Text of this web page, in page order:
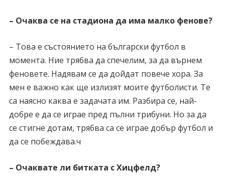
– Очаква се на стадиона да има малко фенове?
– Това е състоянието на български футбол в
момента. Ние трябва да спечелим, за да върнем
феновете. Надявам се да дойдат повече хора. За
мен е важно как ще излизят моите футболисти. Те
са наясно каква е задачата им. Разбира се, най-
добре е да се играе пред пълни трибуни. Но за да
се стигне дотам, трябва са се играе добър футбол и
да се побеждава.ч
– Очаквате ли битката с Хицфелд?